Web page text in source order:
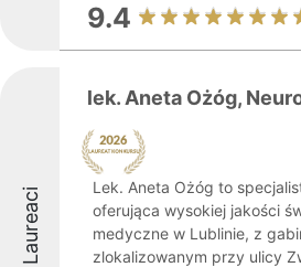
9.4
Laureaci
lek. Aneta Ożóg,
Lek. Aneta Ożóg to
oferująca wysokiej jakości
medyczne w Lublinie, z
zlokalizowanym przy ulicy